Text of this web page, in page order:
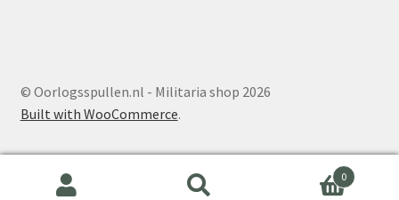
© Oorlogsspullen.nl - Militaria shop 2026
Built with WooCommerce.
0